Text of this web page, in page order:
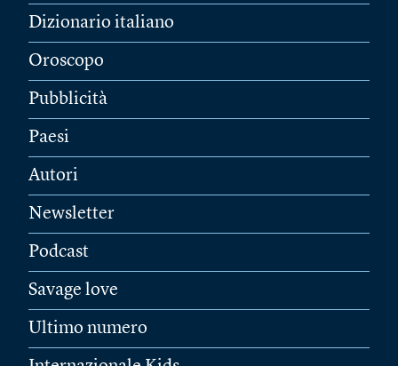
Dizionario italiano
Oroscopo
Pubblicità
Paesi
Autori
Newsletter
Podcast
Savage love
Ultimo numero